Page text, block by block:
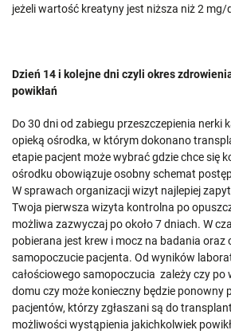
jeżeli wartość kreatyny jest niższa niż 2 mg/
Dzień 14 i kolejne dni czyli okres
powikłań
Do 30 dni od zabiegu przeszczepienia nerki
opieką ośrodka, w którym dokonano
etapie pacjent może wybrać gdzie chce się
ośrodku obowiązuje osobny schemat
W sprawach organizacji wizyt najlepiej
Twoja pierwsza wizyta kontrolna po
możliwa zazwyczaj po około 7 dniach. W
pobierana jest krew i mocz na badania oraz
samopoczucie pacjenta. Od wyników
całościowego samopoczucia zależy czy po
domu czy może konieczny będzie ponowny
pacjentów, którzy zgłaszani są do
możliwości wystąpienia jakichkolwiek